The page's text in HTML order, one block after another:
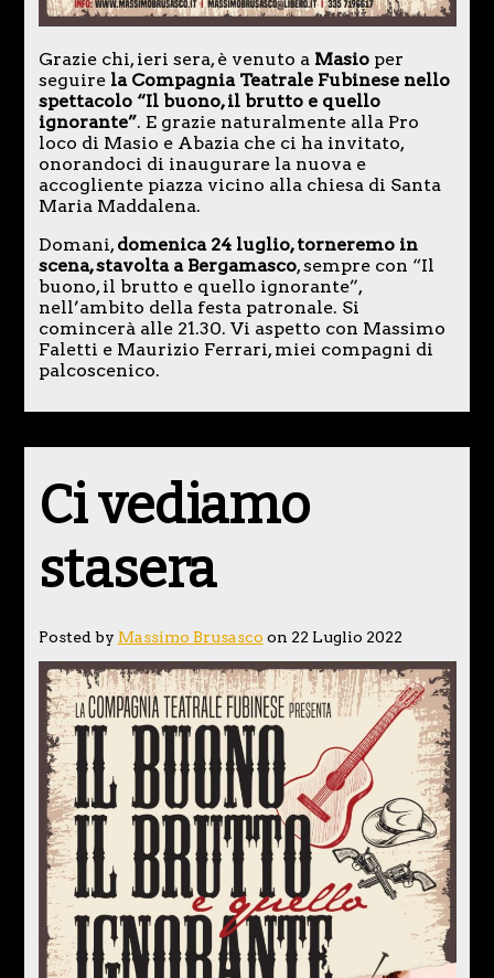
Grazie chi, ieri sera, è venuto a Masioper
seguirela Compagnia Teatrale Fubinese nello
spettacolo “Il buono, il brutto e quello
ignorante”. E grazie naturalmente alla Pro
loco di Masio e Abazia che ci ha invitato,
onorandoci di inaugurare la nuova e
accogliente piazza vicino alla chiesa di Santa
Maria Maddalena.
Domani,domenica 24 luglio, torneremo in
scena, stavolta a Bergamasco, sempre con “Il
buono, il brutto e quello ignorante”,
nell’ambito della festa patronale. Si
comincerà alle 21.30. Vi aspetto con Massimo
Faletti e Maurizio Ferrari, miei compagni di
palcoscenico.
Ci vediamo
stasera
Posted by Massimo Brusasco on 22 Luglio 2022